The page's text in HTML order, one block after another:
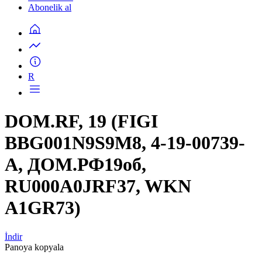
Abonelik al
R
DOM.RF, 19 (FIGI
BBG001N9S9M8, 4-19-00739-
A, ДОМ.РФ19об,
RU000A0JRF37, WKN
A1GR73)
İndir
Panoya kopyala